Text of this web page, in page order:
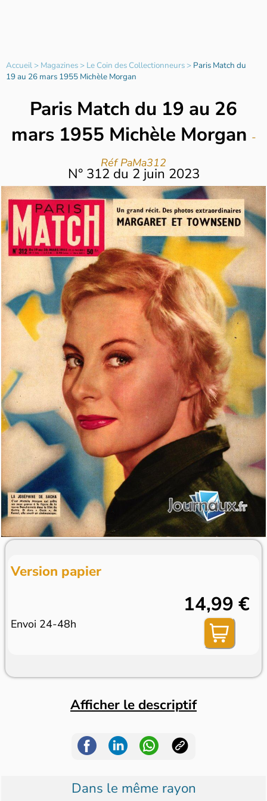
Accueil> Magazines> Le Coin des Collectionneurs> Paris Match du
19 au 26 mars 1955 Michèle Morgan
Paris Match du 19 au 26
mars 1955 Michèle Morgan -
Réf PaMa312
N° 312 du 2 juin 2023
Version papier
Envoi 24-48h
14,99 €
Afficher le descriptif
Dans le même rayon